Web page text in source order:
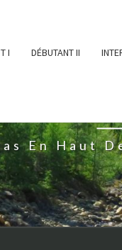
I DÉBUTANT II
En Haut